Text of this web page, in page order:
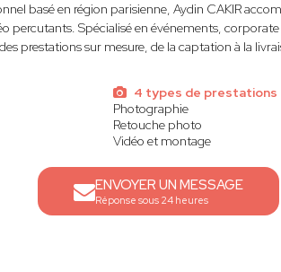
basé en région parisienne, Aydin CAKIR
percutants. Spécialisé en événements,
prestations sur mesure, de la captation à la
4 types de prestations
Photographie
Retouche photo
Vidéo et montage
ENVOYER UN MESSAGE
Réponse sous 24 heures